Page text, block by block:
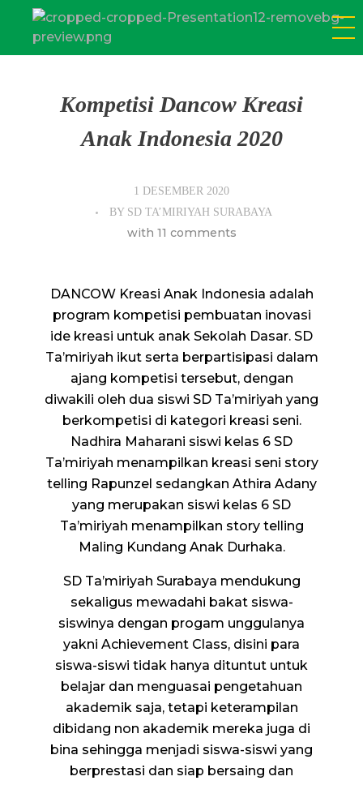
SD Tamiriyah Surabaya
Official Website
Kompetisi Dancow Kreasi
Anak Indonesia 2020
1 DESEMBER 2020
BY SD TA’MIRIYAH SURABAYA
with 11 comments
DANCOW Kreasi Anak Indonesia adalah
program kompetisi pembuatan inovasi
ide kreasi untuk anak Sekolah Dasar. SD
Ta’miriyah ikut serta berpartisipasi dalam
ajang kompetisi tersebut, dengan
diwakili oleh dua siswi SD Ta’miriyah yang
berkompetisi di kategori kreasi seni.
Nadhira Maharani siswi kelas 6 SD
Ta’miriyah menampilkan kreasi seni story
telling Rapunzel sedangkan Athira Adany
yang merupakan siswi kelas 6 SD
Ta’miriyah menampilkan story telling
Maling Kundang Anak Durhaka.
SD Ta’miriyah Surabaya mendukung
sekaligus mewadahi bakat siswa-
siswinya dengan progam unggulanya
yakni Achievement Class, disini para
siswa-siswi tidak hanya dituntut untuk
belajar dan menguasai pengetahuan
akademik saja, tetapi keterampilan
dibidang non akademik mereka juga di
bina sehingga menjadi siswa-siswi yang
berprestasi dan siap bersaing dan